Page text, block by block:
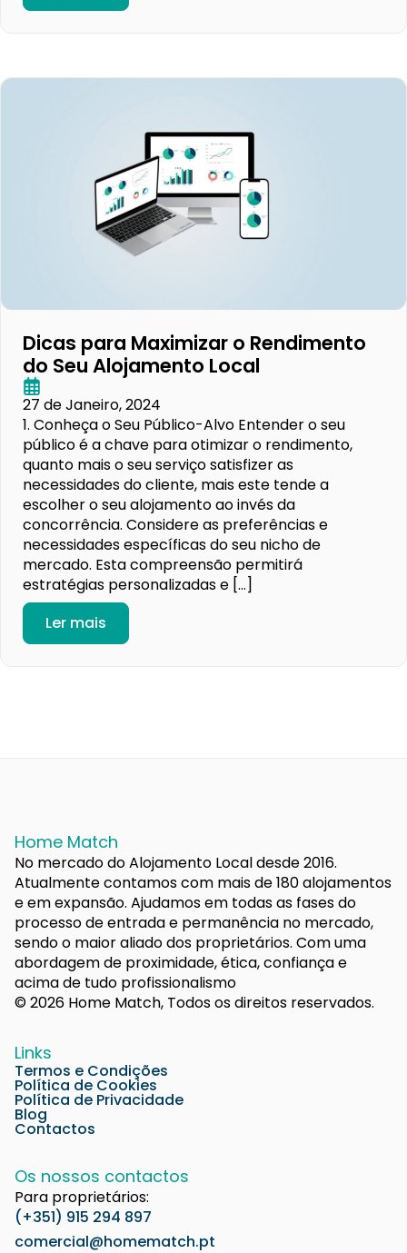
Dicas para Maximizar o Rendimento
do Seu Alojamento Local
27 de Janeiro, 2024
1. Conheça o Seu Público-Alvo Entender o seu
público é a chave para otimizar o rendimento,
quanto mais o seu serviço satisfizer as
necessidades do cliente, mais este tende a
escolher o seu alojamento ao invés da
concorrência. Considere as preferências e
necessidades específicas do seu nicho de
mercado. Esta compreensão permitirá
estratégias personalizadas e […]
Ler mais
Home Match
No mercado do Alojamento Local desde 2016.
Atualmente contamos com mais de 180 alojamentos
e em expansão. Ajudamos em todas as fases do
processo de entrada e permanência no mercado,
sendo o maior aliado dos proprietários. Com uma
abordagem de proximidade, ética, confiança e
acima de tudo profissionalismo
© 2026 Home Match, Todos os direitos reservados.
Links
Termos e Condições
Política de Cookies
Política de Privacidade
Blog
Contactos
Os nossos contactos
Para proprietários:
(+351) 915 294 897
comercial@homematch.pt